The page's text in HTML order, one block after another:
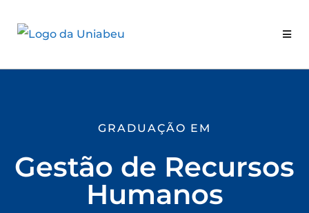
GRADUAÇÃO EM
Gestão de Recursos
Humanos